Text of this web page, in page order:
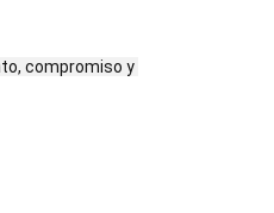
compromiso y